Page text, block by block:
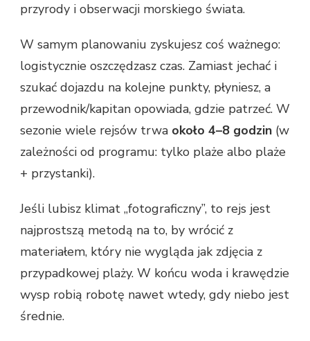
przyrody i obserwacji morskiego świata.
W samym planowaniu zyskujesz coś ważnego:
logistycznie oszczędzasz czas. Zamiast jechać i
szukać dojazdu na kolejne punkty, płyniesz, a
przewodnik/kapitan opowiada, gdzie patrzeć. W
sezonie wiele rejsów trwa około 4–8 godzin (w
zależności od programu: tylko plaże albo plaże
+ przystanki).
Jeśli lubisz klimat „fotograficzny”, to rejs jest
najprostszą metodą na to, by wrócić z
materiałem, który nie wygląda jak zdjęcia z
przypadkowej plaży. W końcu woda i krawędzie
wysp robią robotę nawet wtedy, gdy niebo jest
średnie.